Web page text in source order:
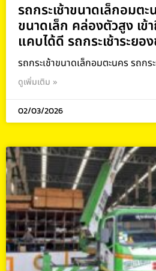
รถกระเช้าขนาดเล็กอมตะ
ขนาดเล็ก คล่องตัวสูง เข้
แคบได้ดี รถกระเช้าระย
รถกระเช้าขนาดเล็กอมตะนคร รถกร
ดูเพิ่มเติม »
02/03/2026